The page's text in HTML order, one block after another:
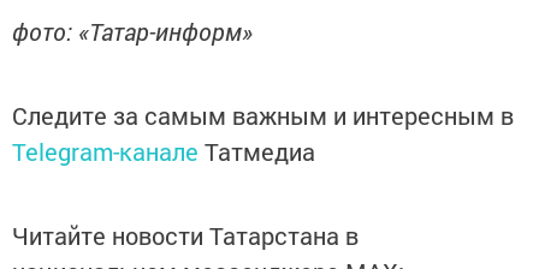
фото: «Татар-информ»
Следите за самым важным и интересным в
Telegram-канале Татмедиа
Читайте новости Татарстана в